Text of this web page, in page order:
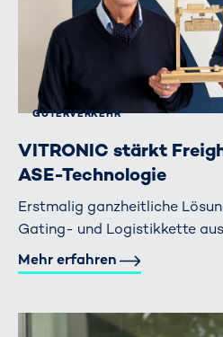
GÜTERVERKEHR
VITRONIC stärkt
ASE-Technologie
Erstmalig ganzheitliche
Gating- und Logistikkette
Mehr erfahren